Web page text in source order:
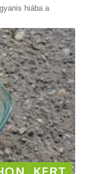
hiába a
KERT